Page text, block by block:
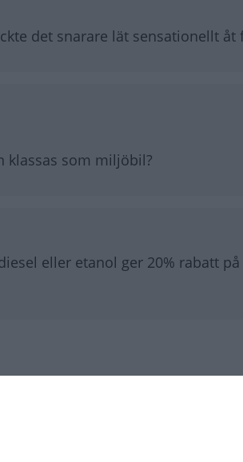
det snarare lät sensationellt åt
klassas som miljöbil?
eller etanol ger 20% rabatt